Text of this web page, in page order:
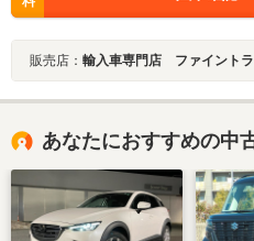
販売店： 輸入車専門店 ファイント
あなたにおすすめの中